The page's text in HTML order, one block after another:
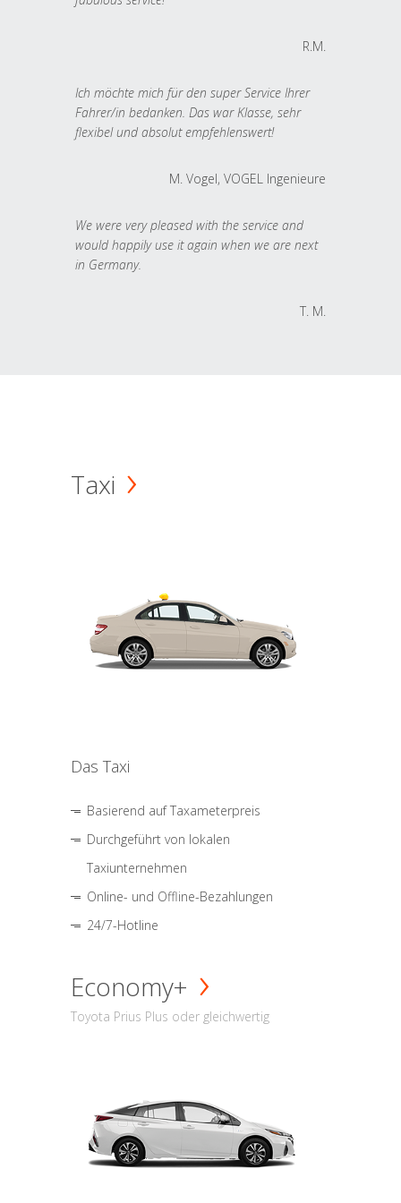
R.M.
Ich möchte mich für den super Service Ihrer
Fahrer/in bedanken. Das war Klasse, sehr
flexibel und absolut empfehlenswert!
M. Vogel, VOGEL Ingenieure
We were very pleased with the service and
would happily use it again when we are next
in Germany.
T. M.
Taxi
Das Taxi
Basierend auf Taxameterpreis
Durchgeführt von lokalen
Taxiunternehmen
Online- und Offline-Bezahlungen
24/7-Hotline
Economy+
Toyota Prius Plus oder gleichwertig